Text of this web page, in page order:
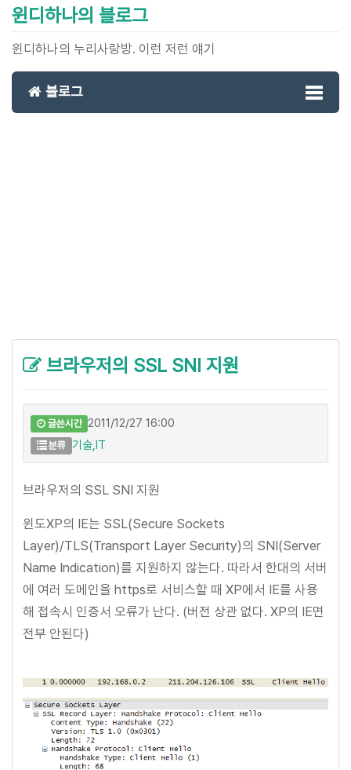
윈디하나의 블로그
윈디하나의 누리사랑방. 이런 저런 얘기
블로그
브라우저의 SSL SNI 지원
글쓴시간 2011/12/27 16:00
분류 기술,IT
브라우저의 SSL SNI 지원
윈도XP의 IE는 SSL(Secure Sockets
Layer)/TLS(Transport Layer Security)의 SNI(Server
Name Indication)를 지원하지 않는다. 따라서 한대의 서버
에 여러 도메인을 https로 서비스할 때 XP에서 IE를 사용
해 접속시 인증서 오류가 난다. (버전 상관 없다. XP의 IE면
전부 안된다)